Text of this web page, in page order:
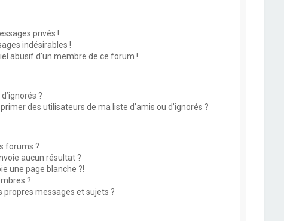
privés !
indésirables !
abusif d’un membre de ce forum !
?
des utilisateurs de ma liste d’amis ou d’ignorés ?
forums ?
aucun résultat ?
une page blanche ?!
?
messages et sujets ?